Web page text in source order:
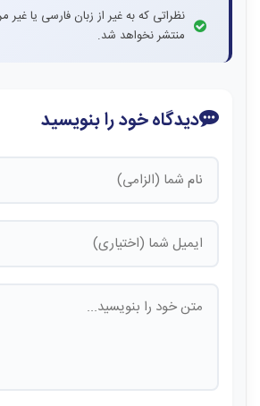
نظراتی که به غیر از زبان فارسی یا غیر
منتشر نخواهد شد.
دیدگاه خود را بنویسید